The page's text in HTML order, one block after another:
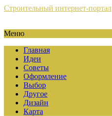
Строительный интернет-портал
Меню
Главная
Идеи
Советы
Оформление
Выбор
Другое
Дизайн
Карта